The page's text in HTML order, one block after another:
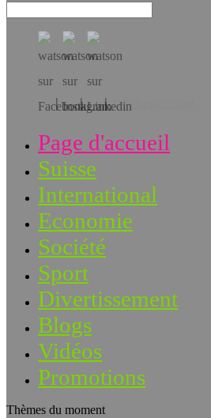
Téléchargez l’app!
Page d'accueil
Suisse
International
Economie
Société
Sport
Divertissement
Blogs
Vidéos
Promotions
Thèmes du moment